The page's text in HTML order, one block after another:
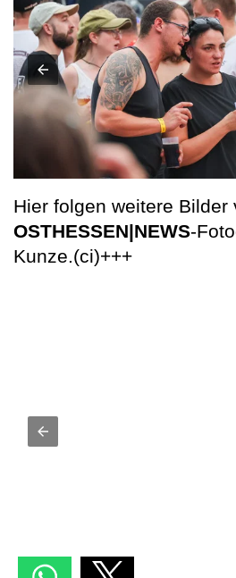
Hier folgen weitere Bilder
OSTHESSEN|NEWS-
Kunze.(ci)+++